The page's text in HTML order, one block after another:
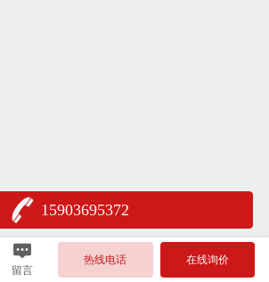
15903695372
留言
热线电话 在线询价